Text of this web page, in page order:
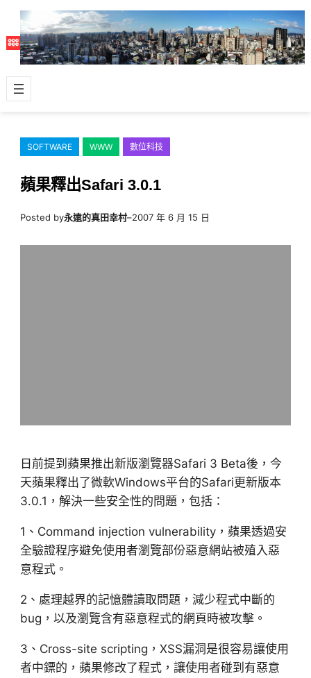
主
容
SOFTWARE WWW 數位科技
蘋果釋出Safari 3.0.1
Posted by永遠的真田幸村–2007 年 6 月 15 日
日前提到蘋果推出新版瀏覽器Safari 3 Beta後，今
天蘋果釋出了微軟Windows平台的Safari更新版本
3.0.1，解決一些安全性的問題，包括：
1、Command injection vulnerability，蘋果透過安
全驗證程序避免使用者瀏覽部份惡意網站被殖入惡
意程式。
2、處理越界的記憶體讀取問題，減少程式中斷的
bug，以及瀏覽含有惡意程式的網頁時被攻擊。
3、Cross-site scripting，XSS漏洞是很容易讓使用
者中鏢的，蘋果修改了程式，讓使用者碰到有惡意